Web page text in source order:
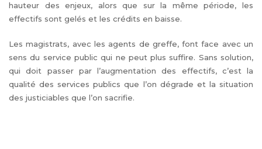
hauteur des enjeux, alors que sur la même période, les
effectifs sont gelés et les crédits en baisse.
Les magistrats, avec les agents de greffe, font face avec un
sens du service public qui ne peut plus suffire. Sans solution,
qui doit passer par l’augmentation des effectifs, c’est la
qualité des services publics que l’on dégrade et la situation
des justiciables que l’on sacrifie.